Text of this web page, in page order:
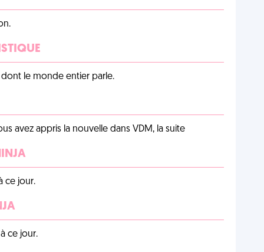
dont le monde entier parle.
avez appris la nouvelle dans VDM, la suite
ce jour.
ce jour.